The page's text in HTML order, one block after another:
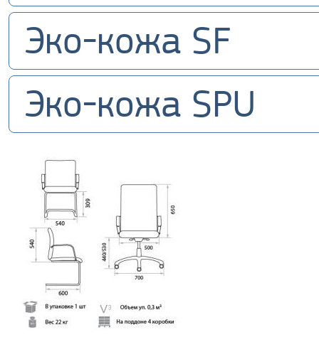
Эко-кожа SF
Эко-кожа SPU